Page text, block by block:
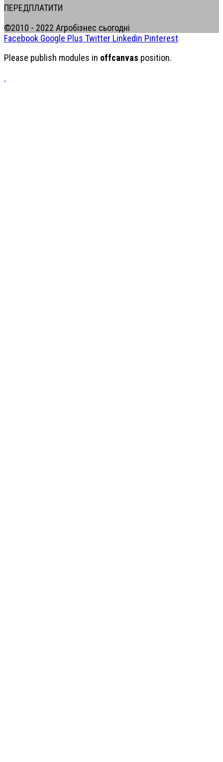
ПЕРЕДПЛАТИТИ
©2010 - 2022 Агробізнес сьогодні
Facebook Google Plus Twitter Linkedin Pinterest
Please publish modules in offcanvas position.